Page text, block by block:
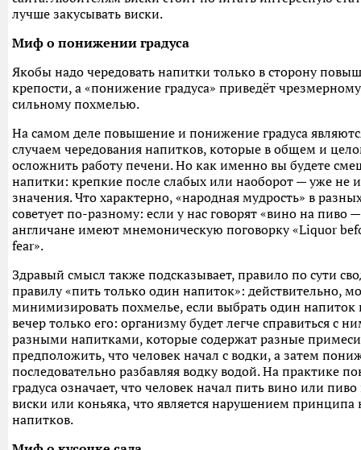
лучше закусывать виски.
Миф о понижении градуса
Якобы надо чередовать напитки только в сторону
крепости, а «понижение градуса» приведёт
сильному похмелью.
На самом деле повышение и понижение градуса
случаем чередования напитков, которые в общем и
осложнить работу печени. Но как именно вы будете
напитки: крепкие после слабых или наоборот — уже не
значения. Что характерно, «народная мудрость» в
советует по-разному: если у нас говорят «вино на пиво
англичане имеют мнемоническую поговорку «Liquor
fear».
Здравый смысл также подсказывает, правило по сути
правилу «пить только один напиток»: действительно,
минимизировать похмелье, если выбрать один напиток
вечер только его: организму будет легче справиться с
разными напитками, которые содержат разные
предположить, что человек начал с водки, а затем
последовательно разбавляя водку водой. На практике
градуса означает, что человек начал пить вино или
виски или коньяка, что является нарушением
напитков.